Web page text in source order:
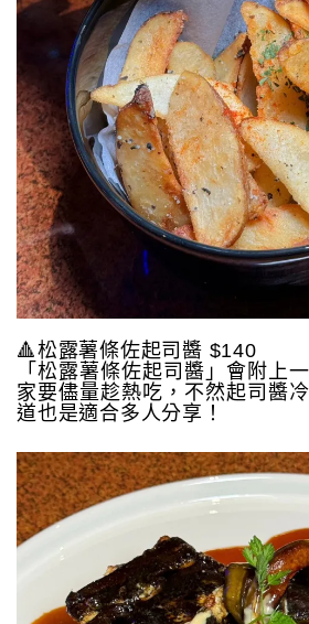
🔺松露薯條佐起司醬 $140
「松露薯條佐起司醬」會附上
家要儘量趁熱吃，不然起司醬
道也是適合多人分享！